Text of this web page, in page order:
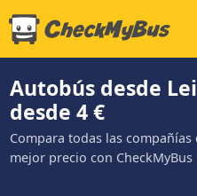
Autobús desde
desde 4 €
Compara todas las
mejor precio con CheckMyBus